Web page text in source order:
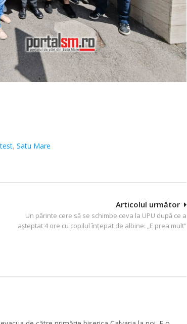
, Satu Mare
Articolul următor
Un părinte cere să se schimbe ceva la UPU după ce a
așteptat 4 ore cu copilul înțepat de albine: „E prea mult”